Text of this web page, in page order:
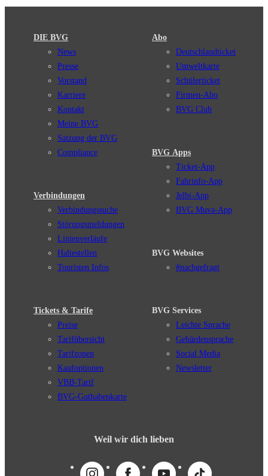
DIE BVG
News
Presse
Vorstand
Karriere
Kontakt
Meine BVG
Satzung der BVG
Compliance
Verbindungen
Verbindungssuche
Störungsmeldungen
Linienverläufe
Haltestellen
Touristen Infos
Tickets & Tarife
Preise
Tarifübersicht
Tarifzonen
Kaufoptionen
VBB-Tarif
BVG-Guthabenkarte
Abo
Deutschlandticket
Umweltkarte
Schülerticket
Firmen-Abo
BVG Club
BVG Apps
Ticket-App
Fahrinfo-App
Jelbi-App
BVG Muva-App
BVG Websites
#nachgefragt
BVG Services
Leichte Sprache
Gebärdensprache
Social Media
Newsletter
Weil wir dich lieben